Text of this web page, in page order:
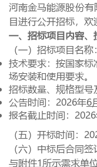
河南金马能源股份
目进行公开招标，欢
一、招标项目内容
（一）招标项目名称：
技术要求：按国家
场安装和使用要求。
招标数量、规格型号
公告时间： 2026年6
报名截止时间： 2026
（五）开标时间：
（六）中标后合同
与附件1所示需求单